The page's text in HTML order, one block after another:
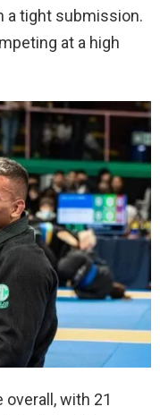
a tight submission.
at a high
with 21